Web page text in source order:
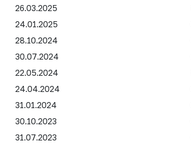
26.03.2025
24.01.2025
28.10.2024
30.07.2024
22.05.2024
24.04.2024
31.01.2024
30.10.2023
31.07.2023